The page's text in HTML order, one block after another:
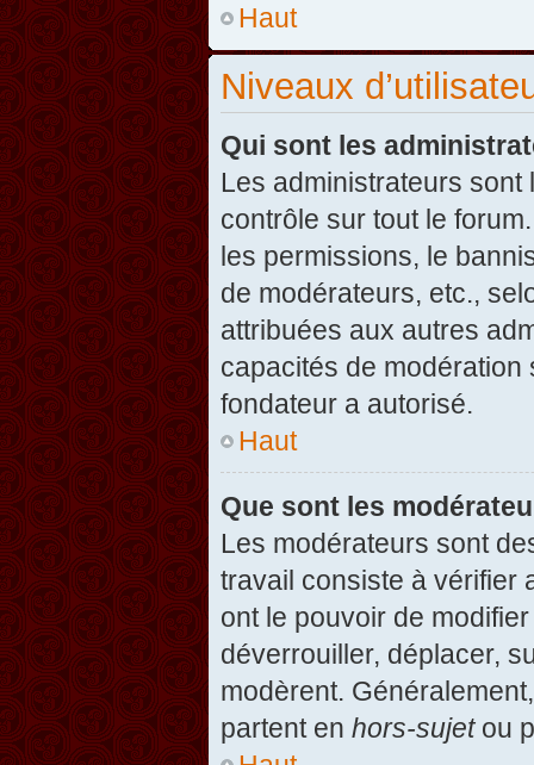
Haut
Niveaux
Qui sont les
Les administrateurs
contrôle sur tout le
les permissions, le
de modérateurs, etc.,
attribuées aux autres
capacités de modération
fondateur a autorisé.
Haut
Que sont les
Les modérateurs sont
travail consiste à vérifier
ont le pouvoir de
déverrouiller, déplacer,
modèrent.
partent en hors-sujetou